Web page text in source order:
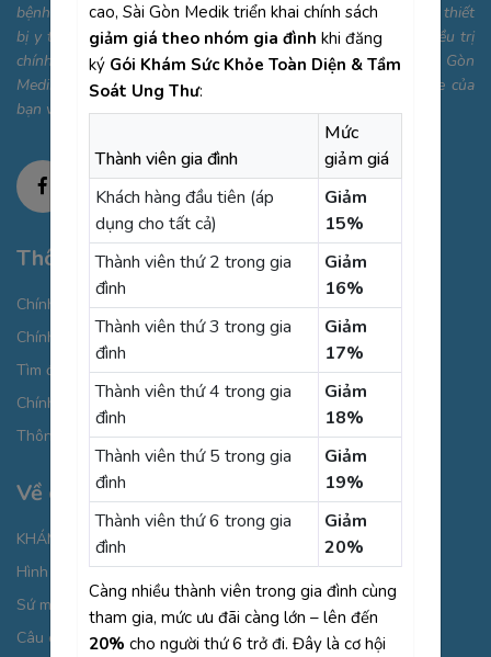
bệnh nhân. Bên cạnh đó, chúng tôi sở hữu hệ thống máy móc, thiết
bị y tế công nghệ cao, giúp hỗ trợ quá trình chẩn đoán và điều trị
chính xác, nhanh chóng. Phòng khám Đa khoa Cao cấp Sài Gòn
Medik mong muốn trở thành điểm đến tin cậy cho sức khỏe của
bạn và gia đình.
Thông tin cần biết
Chính sách bảo mật thông tin cá nhân
Chính sách thanh toán
Tìm đường đi
Chính sách Cookies
Thông báo xử lý dữ liệu cá nhân
Về chúng tôi
KHÁM BỆNH CHỌN GÓI
Hình ảnh giới thiệu
Sứ mệnh chăm sóc từ cái “Tâm”
Câu chuyện thương hiệu
cao, Sài Gòn Medik triển khai chính sách
giảm giá theo nhóm gia đình khi đăng
ký Gói Khám Sức Khỏe Toàn Diện & Tầm
Soát Ung Thư:
Thành viên gia đình
Mức
giảm giá
Khách hàng đầu tiên (áp
dụng cho tất cả)
Giảm
15%
Thành viên thứ 2 trong gia
đình
Giảm
16%
Thành viên thứ 3 trong gia
đình
Giảm
17%
Thành viên thứ 4 trong gia
đình
Giảm
18%
Thành viên thứ 5 trong gia
đình
Giảm
19%
Thành viên thứ 6 trong gia
đình
Giảm
20%
Càng nhiều thành viên trong gia đình cùng
tham gia, mức ưu đãi càng lớn – lên đến
20% cho người thứ 6 trở đi. Đây là cơ hội